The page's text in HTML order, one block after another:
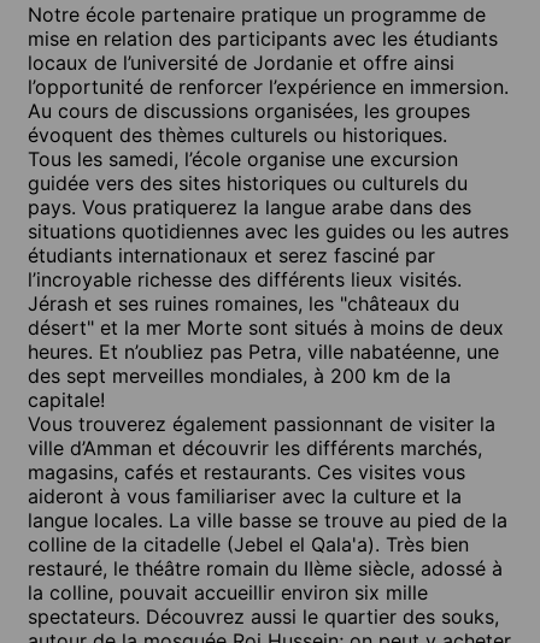
Notre école partenaire pratique un programme de
mise en relation des participants avec les étudiants
locaux de l’université de Jordanie et offre ainsi
l’opportunité de renforcer l’expérience en immersion.
Au cours de discussions organisées, les groupes
évoquent des thèmes culturels ou historiques.
Tous les samedi, l’école organise une excursion
guidée vers des sites historiques ou culturels du
pays. Vous pratiquerez la langue arabe dans des
situations quotidiennes avec les guides ou les autres
étudiants internationaux et serez fasciné par
l’incroyable richesse des différents lieux visités.
Jérash et ses ruines romaines, les "châteaux du
désert" et la mer Morte sont situés à moins de deux
heures. Et n’oubliez pas Petra, ville nabatéenne, une
des sept merveilles mondiales, à 200 km de la
capitale!
Vous trouverez également passionnant de visiter la
ville d’Amman et découvrir les différents marchés,
magasins, cafés et restaurants. Ces visites vous
aideront à vous familiariser avec la culture et la
langue locales. La ville basse se trouve au pied de la
colline de la citadelle (Jebel el Qala'a). Très bien
restauré, le théâtre romain du IIème siècle, adossé à
la colline, pouvait accueillir environ six mille
spectateurs. Découvrez aussi le quartier des souks,